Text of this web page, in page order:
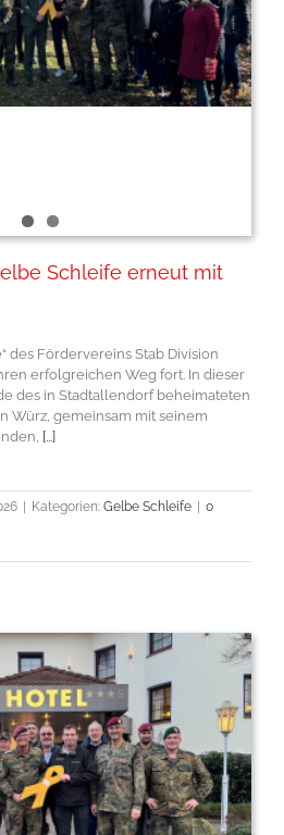
Schleife erneut mit
des Fördervereins Stab Division
erfolgreichen Weg fort. In dieser
des in Stadtallendorf beheimateten
Würz, gemeinsam mit seinem
[...]
| Kategorien: Gelbe Schleife | 0